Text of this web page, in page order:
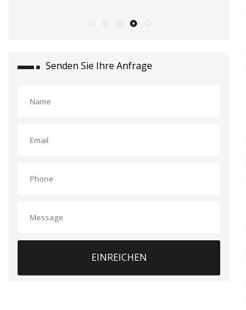
Senden Sie Ihre Anfrage
EINREICHEN